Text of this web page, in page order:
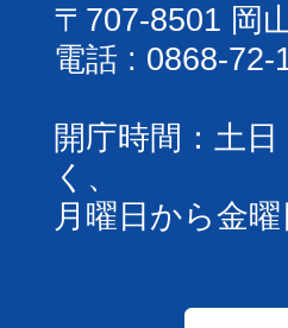
〒707-8501 岡
電話 : 0868-72-
開庁時間：土
く、
月曜日から金